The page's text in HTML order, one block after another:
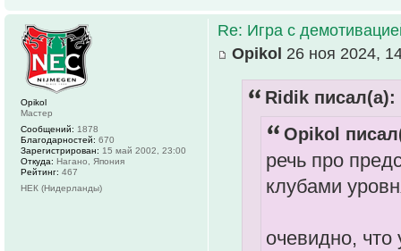
Re: Игра с
Opikol 26 ноя 2024,
Ridik писал(а):
Opikol
речь про
клубами
очевидно,
Opikol
Мастер
Сообщений: 1878
Благодарностей: 670
Зарегистрирован: 15 май 2002, 23:00
Откуда: Нагано, Япония
Рейтинг: 467
НЕК (Нидерланды)